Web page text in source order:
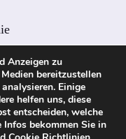
Anzeigen zu
bereitzustellen
Einige
helfen uns, diese
entscheiden, welche
Infos bekommen Sie in